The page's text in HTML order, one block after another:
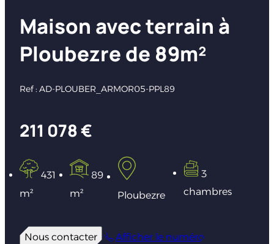
Maison avec terrain à
Ploubezre de 89m²
Ref : AD-PLOUBER_ARMOR05-PPL89
211 078 €
431
m²
89
m²
Ploubezre
3
chambres
Nous contacter Afficher le numéro